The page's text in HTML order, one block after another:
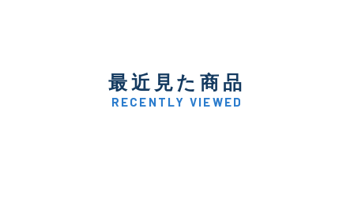
最近見た商品
RECENTLY VIEWED